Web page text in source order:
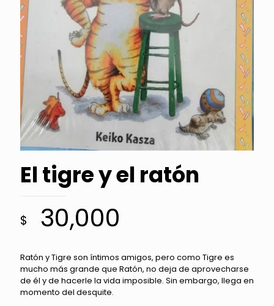
El tigre y el ratón
$ 30,000
Ratón y Tigre son íntimos amigos, pero como Tigre es
mucho más grande que Ratón, no deja de aprovecharse
de él y de hacerle la vida imposible. Sin embargo, llega en
momento del desquite.